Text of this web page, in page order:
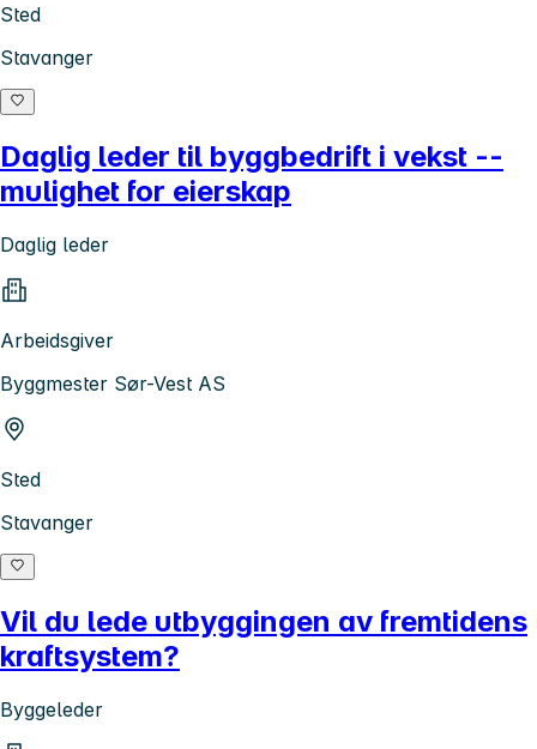
Sted
Stavanger
Daglig leder til byggbedrift i vekst --
mulighet for eierskap
Daglig leder
Arbeidsgiver
Byggmester Sør-Vest AS
Sted
Stavanger
Vil du lede utbyggingen av fremtidens
kraftsystem?
Byggeleder